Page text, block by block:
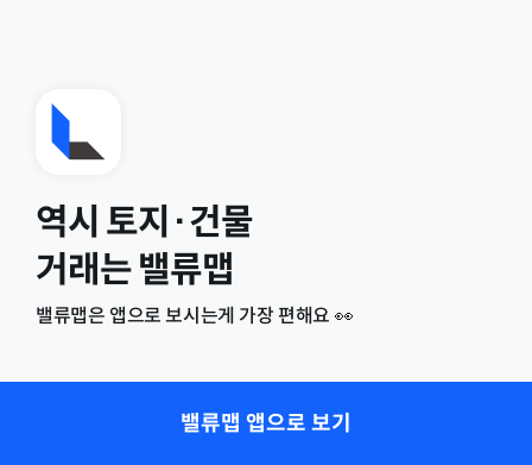
역시 토지·건물
거래는 밸류맵
밸류맵은 앱으로 보시는게 가장 편해요 👀
밸류맵 앱으로 보기